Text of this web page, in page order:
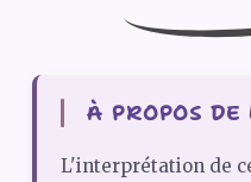
À PROPOS DE
L'interprétation de